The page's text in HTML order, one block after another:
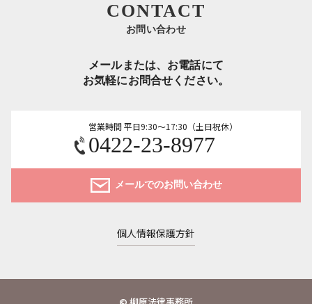
CONTACT
お問い合わせ
メールまたは、お電話にて
お気軽にお問合せください。
営業時間 平日9:30～17:30（土日祝休）
0422-23-8977
メールでのお問い合わせ
個人情報保護方針